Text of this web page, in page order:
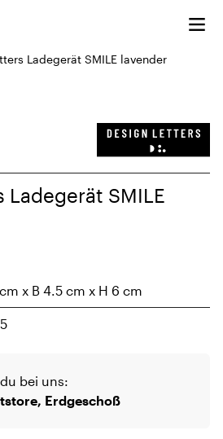
Ladegerät SMILE lavender
Ladegerät SMILE
x B 4.5 cm x H 6 cm
bei uns:
Erdgeschoß